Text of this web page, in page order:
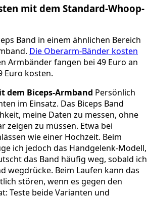
mit dem Standard-Whoop-
Band in einem ähnlichen Bereich
Die Oberarm-Bänder kosten
Armbänder fangen bei 49 Euro an
Euro kosten.
dem Biceps-Armband Persönlich
im Einsatz. Das Biceps Band
meine Daten zu messen, ohne
zeigen zu müssen. Etwa bei
wie einer Hochzeit. Beim
ich jedoch das Handgelenk-Modell,
das Band häufig weg, sobald ich
wegdrücke. Beim Laufen kann das
stören, wenn es gegen den
Teste beide Varianten und